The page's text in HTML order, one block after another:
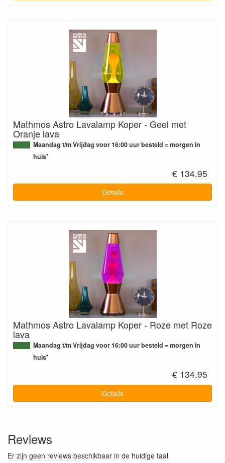
Mathmos Astro Lavalamp Koper - Geel met
Oranje lava
Maandag t/m Vrijdag voor 16:00 uur besteld = morgen in
huis*
€ 134.95
Details
Mathmos Astro Lavalamp Koper - Roze met Roze
lava
Maandag t/m Vrijdag voor 16:00 uur besteld = morgen in
huis*
€ 134.95
Details
Reviews
Er zijn geen reviews beschikbaar in de huidige taal